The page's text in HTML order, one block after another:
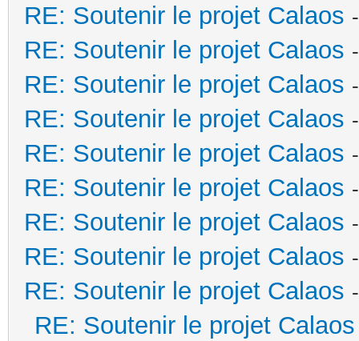
RE: Soutenir le projet Calaos
RE: Soutenir le projet Calaos
RE: Soutenir le projet Calaos
RE: Soutenir le projet Calaos
RE: Soutenir le projet Calaos
RE: Soutenir le projet Calaos
RE: Soutenir le projet Calaos
RE: Soutenir le projet Calaos
RE: Soutenir le projet Calaos
RE: Soutenir le projet Calaos